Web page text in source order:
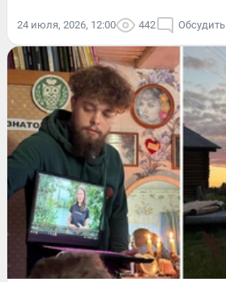
24 июля, 2026, 12:00 442 Обсудить